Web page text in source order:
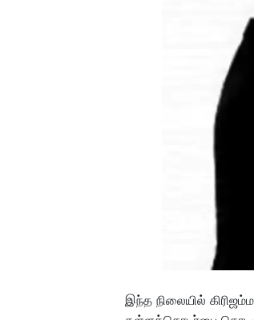
இந்த நிலையில்